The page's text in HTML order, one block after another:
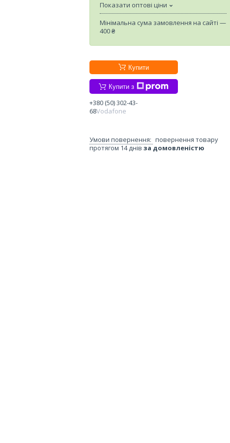
Показати оптові ціни
Мінімальна сума замовлення на сайті —
400 ₴
Купити
Купити з
+380 (50) 302-43-
68Vodafone
повернення товару
протягом 14 днів за домовленістю